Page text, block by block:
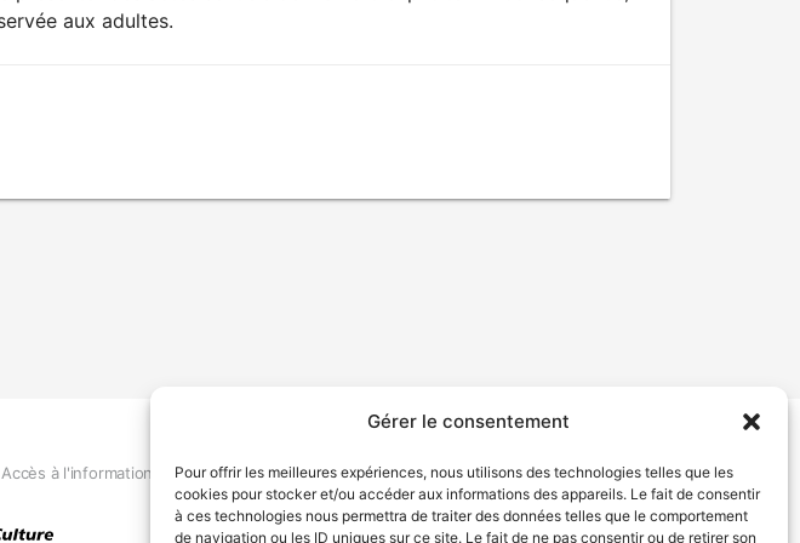
Gérer le consentement
Pour offrir les meilleures expériences, nous utilisons des technologies telles que les
cookies pour stocker et/ou accéder aux informations des appareils. Le fait de consentir
à ces technologies nous permettra de traiter des données telles que le comportement
de navigation ou les ID uniques sur ce site. Le fait de ne pas consentir ou de retirer son
aux adultes.
Accès à l'information Déclaration de services Politique de confidentialité